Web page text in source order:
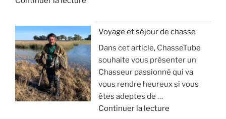
«
B
a
l
l
e
Voyage et séjour de chasse
Dans cet article, ChasseTube
souhaite vous présenter un
Chasseur passionné qui va
vous rendre heureux si vous
êtes adeptes de …
Continuer la lecture